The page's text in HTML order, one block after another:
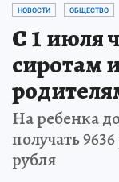
НОВОСТИ ОБЩЕСТВО
С 1 июля
сиротам
На ребенка
получать
рубля